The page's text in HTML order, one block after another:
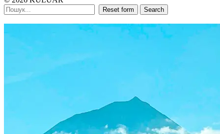
Reset form Search